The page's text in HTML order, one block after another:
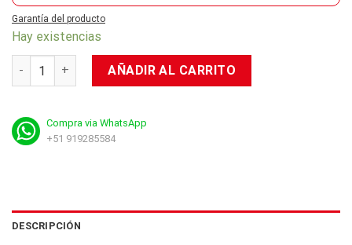
Garantía del producto
Hay existencias
Sonoff RF Bridge – HUB cantidad
AÑADIR AL CARRITO
Compra via WhatsApp
+51 919285584
DESCRIPCIÓN